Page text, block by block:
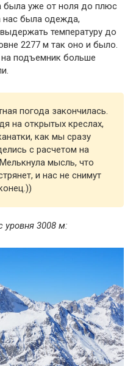
была уже от ноля до плюс
нас была одежда,
температуру до
2277 м так оно и было.
подъемник больше
погода закончилась.
на открытых креслах,
как мы сразу
с расчетом на
мысль, что
и нас не снимут
уровня 3008 м: